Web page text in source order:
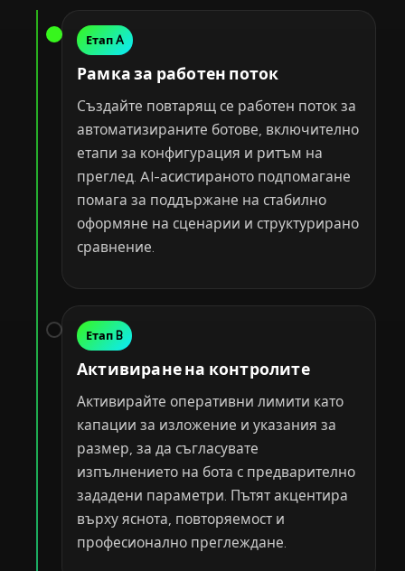
Етап A
Рамка за работен поток
Създайте повтарящ се работен поток за
автоматизираните ботове, включително
етапи за конфигурация и ритъм на
преглед. AI-асистираното подпомагане
помага за поддържане на стабилно
оформяне на сценарии и структурирано
сравнение.
Етап B
Активиране на контролите
Активирайте оперативни лимити като
капации за изложение и указания за
размер, за да съгласувате
изпълнението на бота с предварително
зададени параметри. Пътят акцентира
върху яснота, повторяемост и
професионално преглеждане.